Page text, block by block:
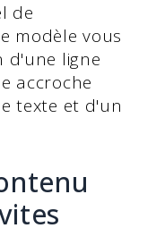
de
modèle vous
d'une ligne
accroche
texte et d'un